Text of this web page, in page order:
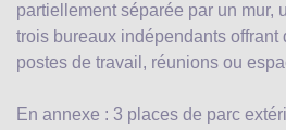
partiellement séparée par un mur,
trois bureaux indépendants
postes de travail, réunions ou
En annexe : 3 places de parc